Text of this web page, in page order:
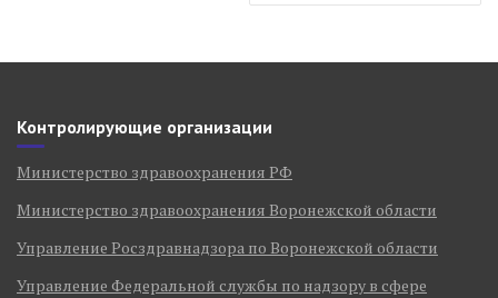
Контролирующие организации
Министерство здравоохранения РФ
Министерство здравоохранения Воронежской области
Управление Росздравнадзора по Воронежской области
Управление Федеральной службы по надзору в сфере